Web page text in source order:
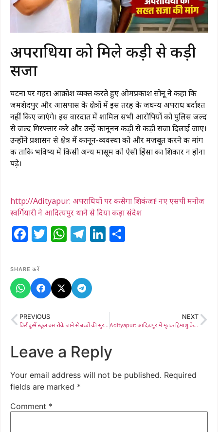
​अपराधियों को मिले कड़ी से कड़ी
सजा
घटना पर गहरा आक्रोश व्यक्त करते हुए ओमप्रकाश सोनू ने कहा कि
जमशेदपुर और आसपास के क्षेत्रों में इस तरह के जघन्य अपराध बर्दाश्त
नहीं किए जाएंगे। इस वारदात में शामिल सभी आरोपियों को पुलिस जल्द
से जल्द गिरफ्तार करे और उन्हें कानूनन कड़ी से कड़ी सजा दिलाई जाए।
उन्होंने प्रशासन से क्षेत्र में कानून-व्यवस्था को और मजबूत करने की मांग
की ताकि भविष्य में किसी अन्य मासूम को ऐसी हिंसा का शिकार न होना
पड़े।
http://Adityapur: अपराधियों पर कसेगा शिकंजा! नए एसपी मनोज
स्वर्गियारी ने आदित्यपुर थाने से दिया कड़ा संदेश
Facebook
Twitter
WhatsApp
Telegram
LinkedIn
SHARE करें
PREVIOUS
किरीबुरू में स्कूल बस रोके जाने से बच्चों की सुरक्षा पर उठे सवाल, अभिभावकों ने अलग बस सेवा बहाल करने की मांग की
NEXT
Adityapur: आदित्यपुर में मृतक हिमांशु के परिजनों से मिले भाजपा प्रदेश अध्यक्ष, नेता प्रतिपक्ष कानून-व्यवस्था पर उठाए गंभीर सवाल, कहा पुलिस की मौजूदगी में हमला, झारखंड में चल रही अपराधियों की समानांतर सरकार: भाजपा
Leave a Reply
Your email address will not be published. Required
fields are marked *
Comment *